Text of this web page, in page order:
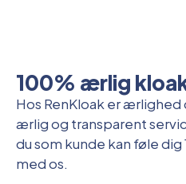
100% ærlig
Hos RenKloak er
ærlig og transparent
du som kunde kan føle
med os.